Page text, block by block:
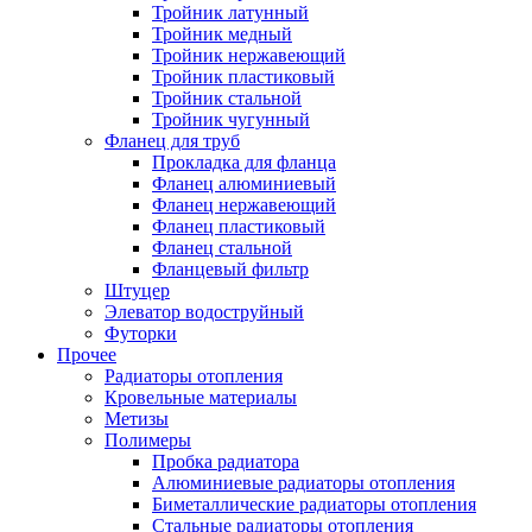
Тройник латунный
Тройник медный
Тройник нержавеющий
Тройник пластиковый
Тройник стальной
Тройник чугунный
Фланец для труб
Прокладка для фланца
Фланец алюминиевый
Фланец нержавеющий
Фланец пластиковый
Фланец стальной
Фланцевый фильтр
Штуцер
Элеватор водоструйный
Футорки
Прочее
Радиаторы отопления
Кровельные материалы
Метизы
Полимеры
Пробка радиатора
Алюминиевые радиаторы отопления
Биметаллические радиаторы отопления
Стальные радиаторы отопления